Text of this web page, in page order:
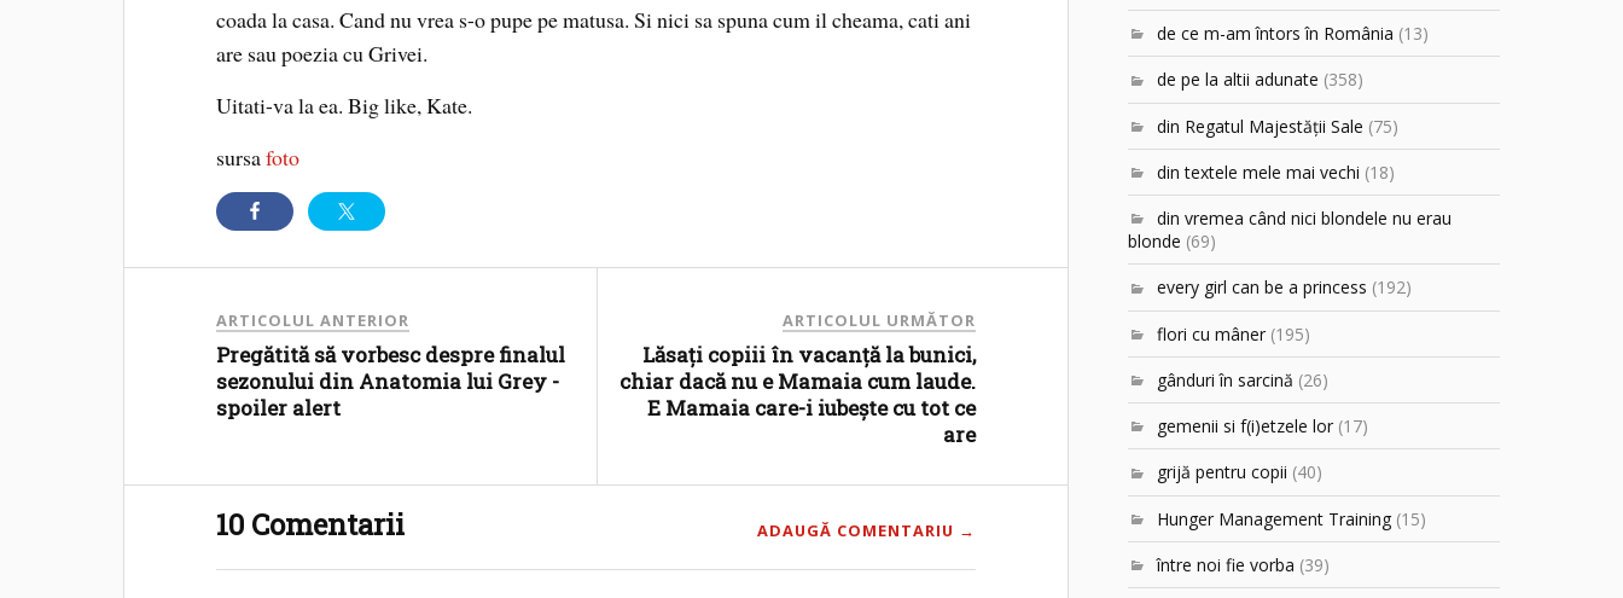
coada la casa. Cand nu vrea s-o pupe pe matusa. Si nici sa spuna cum il cheama, cati ani
are sau poezia cu Grivei.
Uitati-va la ea. Big like, Kate.
sursafoto
ARTICOLUL ANTERIOR
Pregătită să vorbesc despre finalul
sezonului din Anatomia lui Grey -
spoiler alert
ARTICOLUL URMĂTOR
Lăsați copiii în vacanță la bunici,
chiar dacă nu e Mamaia cum laude.
E Mamaia care-i iubește cu tot ce
are
10 Comentarii ADAUGĂ COMENTARIU →
de ce m-am întors în România (13)
de pe la altii adunate (358)
din Regatul Majestăţii Sale (75)
din textele mele mai vechi (18)
din vremea când nici blondele nu erau
blonde (69)
every girl can be a princess (192)
flori cu mâner (195)
gânduri în sarcină (26)
gemenii si f(i)etzele lor (17)
grijă pentru copii (40)
Hunger Management Training (15)
între noi fie vorba (39)